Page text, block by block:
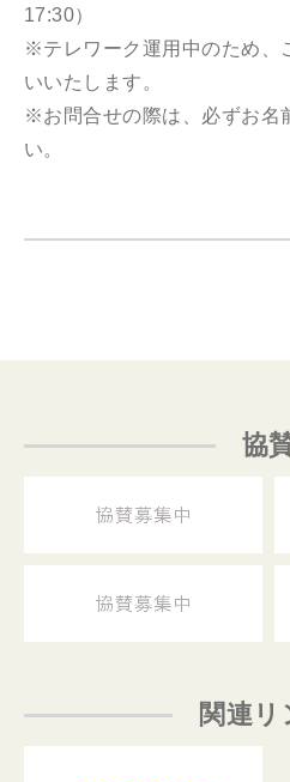
17:30）
※テレワーク運用中のため、
いいたします。
※お問合せの際は、必ずお名
い。
協
関連リ